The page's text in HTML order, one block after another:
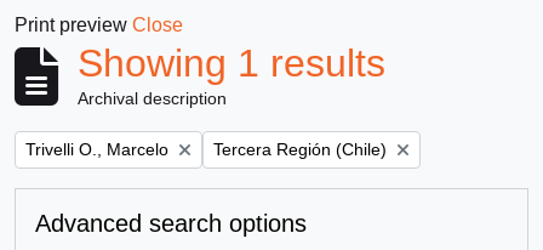
Print preview Close
Showing 1 results
Archival description
Remove filter:
Trivelli O., Marcelo Remove filter:
Tercera Región (Chile)
Advanced search options